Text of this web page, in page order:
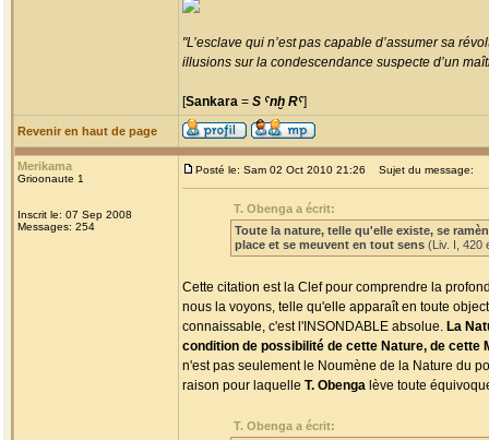
"L’esclave qui n’est pas capable d’assumer sa
illusions sur la condescendance suspecte d’un
[Sankara = S ˁnḫ Rˁ]
Revenir en haut de page
Merikama
Grioonaute 1
Inscrit le: 07 Sep 2008
Messages: 254
Posté le: Sam 02 Oct 2010 21:26 Sujet du message:
T. Obenga a écrit:
Toute la nature, telle qu'elle existe, se
place et se meuvent en tout sens (Liv. I, 420
Cette citation est la Clef pour comprendre la
nous la voyons, telle qu'elle apparaît en toute
connaissable, c'est l'INSONDABLE absolue. La
condition de possibilité de cette Nature, de cette
n'est pas seulement le Noumène de la Nature du
raison pour laquelle T. Obenga lève toute
T. Obenga a écrit: